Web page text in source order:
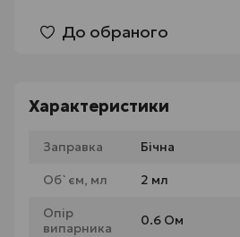
До обраного
Характеристики
Заправка Бічна
Об`єм, мл 2 мл
Опір
випарника
0.6 Ом